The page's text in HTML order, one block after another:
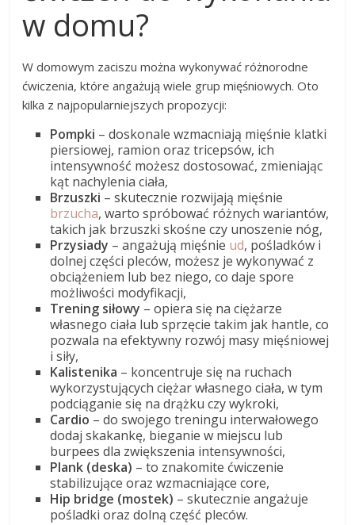
w domu?
W domowym zaciszu można wykonywać różnorodne
ćwiczenia, które angażują wiele grup mięśniowych. Oto
kilka z najpopularniejszych propozycji:
Pompki – doskonale wzmacniają mięśnie klatki
piersiowej, ramion oraz tricepsów, ich
intensywność możesz dostosować, zmieniając
kąt nachylenia ciała,
Brzuszki – skutecznie rozwijają mięśnie
brzucha, warto spróbować różnych wariantów,
takich jak brzuszki skośne czy unoszenie nóg,
Przysiady – angażują mięśnie ud, pośladków i
dolnej części pleców, możesz je wykonywać z
obciążeniem lub bez niego, co daje spore
możliwości modyfikacji,
Trening siłowy – opiera się na ciężarze
własnego ciała lub sprzęcie takim jak hantle, co
pozwala na efektywny rozwój masy mięśniowej
i siły,
Kalistenika – koncentruje się na ruchach
wykorzystujących ciężar własnego ciała, w tym
podciąganie się na drążku czy wykroki,
Cardio – do swojego treningu interwałowego
dodaj skakankę, bieganie w miejscu lub
burpees dla zwiększenia intensywności,
Plank (deska) – to znakomite ćwiczenie
stabilizujące oraz wzmacniające core,
Hip bridge (mostek) – skutecznie angażuje
pośladki oraz dolną część pleców.